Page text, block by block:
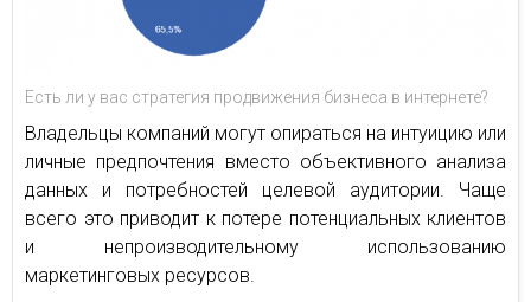
Есть ли у вас стратегия продвижения бизнеса в интернете?
Владельцы компаний могут опираться на интуицию или
личные предпочтения вместо объективного анализа
данных и потребностей целевой аудитории. Чаще
всего это приводит к потере потенциальных клиентов
и непроизводительному использованию
маркетинговых ресурсов.